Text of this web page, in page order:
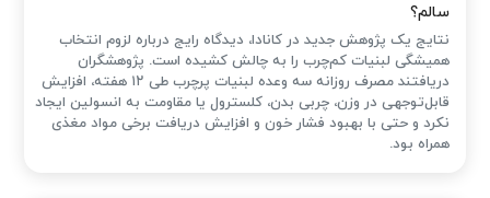
سالم؟
نتایج یک پژوهش جدید در کانادا، دیدگاه رایج درباره لزوم انتخاب
همیشگی لبنیات کم‌چرب را به چالش کشیده است. پژوهشگران
دریافتند مصرف روزانه سه وعده لبنیات پرچرب طی ۱۲ هفته، افزایش
قابل‌توجهی در وزن، چربی بدن، کلسترول یا مقاومت به انسولین ایجاد
نکرد و حتی با بهبود فشار خون و افزایش دریافت برخی مواد مغذی
همراه بود.